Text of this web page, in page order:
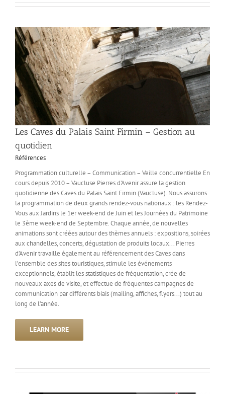
Les Caves du Palais Saint Firmin – Gestion au
quotidien
Références
Programmation culturelle – Communication – Veille concurrentielle En
cours depuis 2010 – Vaucluse Pierres d’Avenir assure la gestion
quotidienne des Caves du Palais Saint Firmin (Vaucluse). Nous assurons
la programmation de deux grands rendez-vous nationaux : les Rendez-
Vous aux Jardins le 1er week-end de Juin et les Journées du Patrimoine
le 3ème week-end de Septembre. Chaque année, de nouvelles
animations sont créées autour des thèmes annuels : expositions, soirées
aux chandelles, concerts, dégustation de produits locaux... Pierres
d’Avenir travaille également au référencement des Caves dans
l’ensemble des sites touristiques, stimule les événements
exceptionnels, établit les statistiques de fréquentation, crée de
nouveaux axes de visite, et effectue de fréquentes campagnes de
communication par différents biais (mailing, affiches, flyers...) tout au
long de l’année.
LEARN MORE